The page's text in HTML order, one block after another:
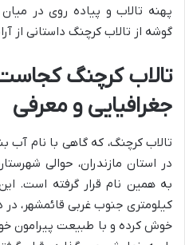
پهنه تالاب و پیاده روی در
گوشه از تالاب کرچنگ داستانی از
تالاب کرچنگ
جغرافیایی و معرفی
تالاب کرچنگ، که گاهی با نام آب
در استان مازندران، حوالی
کیلومتری جنوب غربی قائمشهر،
خوش کرده و با طبیعت پیرامون